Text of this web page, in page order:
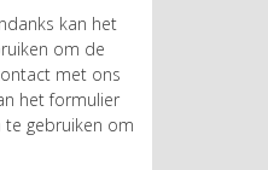
kan het
om de
met ons
het formulier
te gebruiken om